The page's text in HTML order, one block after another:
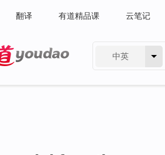
翻译 有道精品课 云笔记
中英